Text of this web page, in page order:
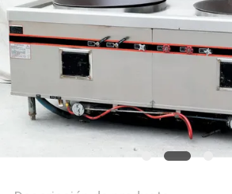
MAPA
DEL
SITIO
PRIVACY